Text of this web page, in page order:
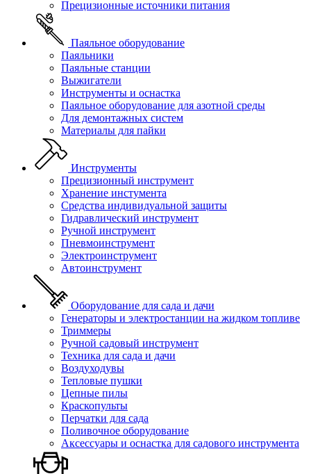
Прецизионные источники питания
Паяльное оборудование
Паяльники
Паяльные станции
Выжигатели
Инструменты и оснастка
Паяльное оборудование для азотной среды
Для демонтажных систем
Материалы для пайки
Инструменты
Прецизионный инструмент
Хранение инстумента
Средства индивидуальной защиты
Гидравлический инструмент
Ручной инструмент
Пневмоинструмент
Электроинструмент
Автоинструмент
Оборудование для сада и дачи
Генераторы и электростанции на жидком топливе
Триммеры
Ручной садовый инструмент
Техника для сада и дачи
Воздуходувы
Тепловые пушки
Цепные пилы
Краскопульты
Перчатки для сада
Поливочное оборудование
Аксессуары и оснастка для садового инструмента